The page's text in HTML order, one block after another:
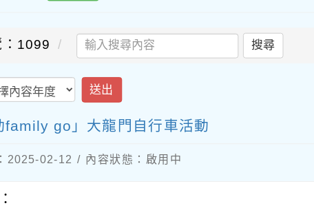
：1099 搜尋
送出
go」大龍門自行車活動
2025-02-12 / 內容狀態：啟用中